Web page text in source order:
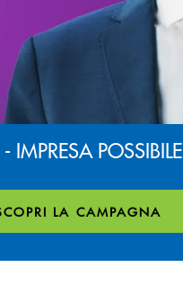
IMPRESA POSSIBILE
LA CAMPAGNA